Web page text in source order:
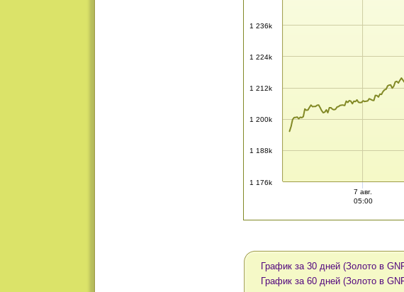
1 176k
1 188k
1 200k
1 212k
1 224k
1 236k
7 авг.
05:00
График за 30 дней (Золото в
График за 60 дней (Золото в